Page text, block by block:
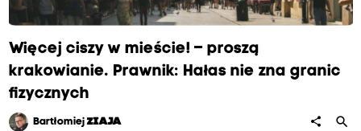
Więcej ciszy w mieście! – proszą
krakowianie. Prawnik: Hałas nie zna granic
fizycznych
BartłomiejZIAJA share search